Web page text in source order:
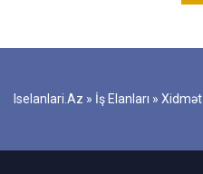
Iselanlari.az » İş Elanları » Xidmət